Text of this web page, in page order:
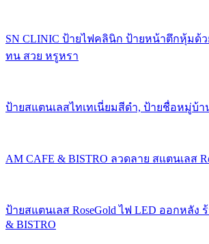
SN CLINIC ป้ายไฟคลินิก ป้ายหน้าตึกหุ้มด้
ทน สวย หรูหรา
ป้ายสแตนเลสไทเทเนี่ยมสีดำ, ป้ายชื่อหมู่บ้า
AM CAFE & BISTRO ลวดลาย สแตนเลส
ป้ายสแตนเลส RoseGold ไฟ LED ออกหลัง
& BISTRO